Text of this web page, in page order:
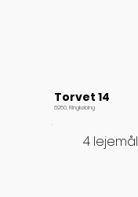
Torvet 14
6950, Ringkøbing
4 lejemål